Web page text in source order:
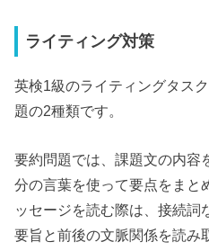
ライティング対策
英検1級のライティングタス
題の2種類です。
要約問題では、課題文の内容
分の言葉を使って要点をまと
ッセージを読む際は、接続詞
要旨と前後の文脈関係を読み